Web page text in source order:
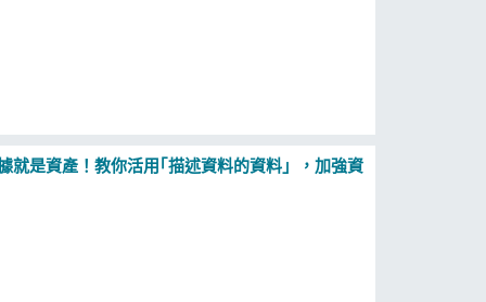
就是資產！教你活用｢描述資料的資料」，加強資